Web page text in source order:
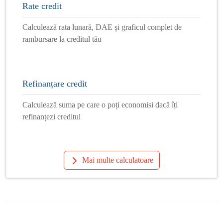
Rate credit
Calculează rata lunară, DAE și graficul complet de
rambursare la creditul tău
Refinanțare credit
Calculează suma pe care o poți economisi dacă îți
refinanțezi creditul
Mai multe calculatoare